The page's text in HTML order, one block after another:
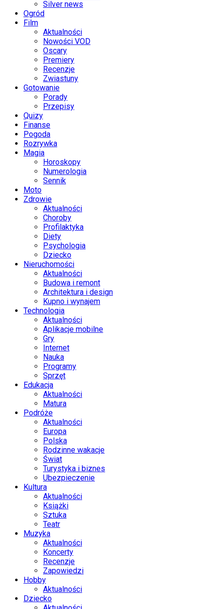
Silver news
Ogród
Film
Aktualności
Nowości VOD
Oscary
Premiery
Recenzje
Zwiastuny
Gotowanie
Porady
Przepisy
Quizy
Finanse
Pogoda
Rozrywka
Magia
Horoskopy
Numerologia
Sennik
Moto
Zdrowie
Aktualności
Choroby
Profilaktyka
Diety
Psychologia
Dziecko
Nieruchomości
Aktualności
Budowa i remont
Architektura i design
Kupno i wynajem
Technologia
Aktualności
Aplikacje mobilne
Gry
Internet
Nauka
Programy
Sprzęt
Edukacja
Aktualności
Matura
Podróże
Aktualności
Europa
Polska
Rodzinne wakacje
Świat
Turystyka i biznes
Ubezpieczenie
Kultura
Aktualności
Książki
Sztuka
Teatr
Muzyka
Aktualności
Koncerty
Recenzje
Zapowiedzi
Hobby
Aktualności
Dziecko